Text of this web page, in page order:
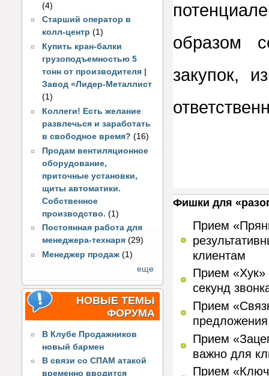
(4)
Старший оператор в
колл-центр (1)
Купить кран-балки
грузоподъемностью 5
тонн от производителя |
Завод «Лидер-Металлист
(1)
Коллеги! Есть желание
развлечься и заработать
в свободное время? (16)
Продам вентиляционное
оборудование,
приточные установки,
щиты автоматики.
Собственное
производство. (1)
Постоянная работа для
менеджера-технаря (29)
Менеджер продаж (1)
еще
НОВЫЕ ТЕМЫ
ФОРУМА
В Клубе Продажников
новый бармен
В связи со СПАМ атакой
временно вводится
образом
закупок,
Фишки для
Прием
клиентам
Прием «Хук»
секунд
Прием
предложения
Прием
важно для
Прием